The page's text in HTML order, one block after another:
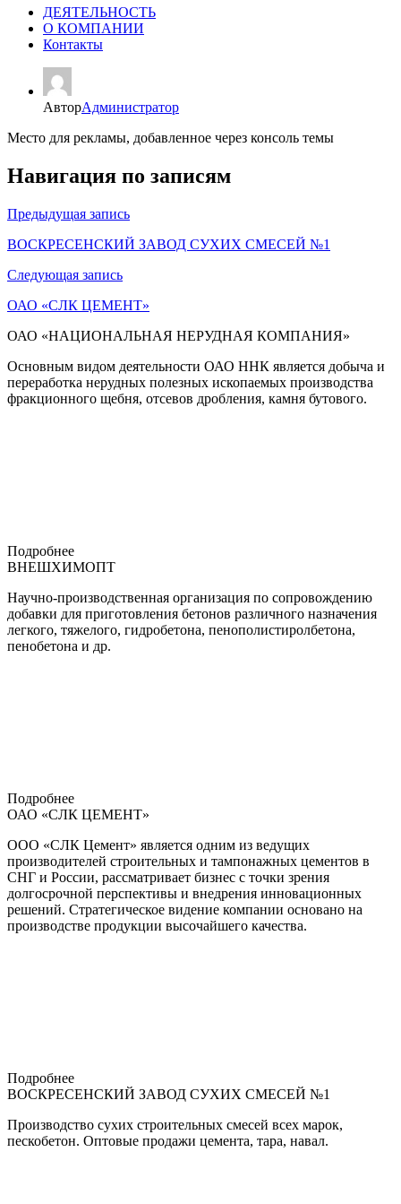
ДЕЯТЕЛЬНОСТЬ
О КОМПАНИИ
Контакты
АвторАдминистратор
Место для рекламы, добавленное через консоль темы
Навигация по записям
Предыдущая запись
ВОСКРЕСЕНСКИЙ ЗАВОД СУХИХ СМЕСЕЙ №1
Следующая запись
ОАО «СЛК ЦЕМЕНТ»
ОАО «НАЦИОНАЛЬНАЯ НЕРУДНАЯ КОМПАНИЯ»
Основным видом деятельности ОАО ННК является добыча и
переработка нерудных полезных ископаемых производства
фракционного щебня, отсевов дробления, камня бутового.
Подробнее
ВНЕШХИМОПТ
Научно-производственная организация по сопровождению
добавки для приготовления бетонов различного назначения
легкого, тяжелого, гидробетона, пенополистиролбетона,
пенобетона и др.
Подробнее
ОАО «СЛК ЦЕМЕНТ»
ООО «СЛК Цемент» является одним из ведущих
производителей строительных и тампонажных цементов в
СНГ и России, рассматривает бизнес с точки зрения
долгосрочной перспективы и внедрения инновационных
решений. Стратегическое видение компании основано на
производстве продукции высочайшего качества.
Подробнее
ВОСКРЕСЕНСКИЙ ЗАВОД СУХИХ СМЕСЕЙ №1
Производство сухих строительных смесей всех марок,
пескобетон. Оптовые продажи цемента, тара, навал.